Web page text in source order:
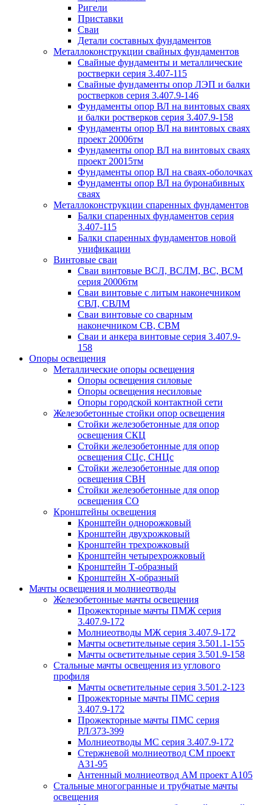
Ригели
Приставки
Сваи
Детали составных фундаментов
Металлоконструкции свайных фундаментов
Свайные фундаменты и металлические
ростверки серия 3.407-115
Свайные фундаменты опор ЛЭП и балки
ростверков серия 3.407.9-146
Фундаменты опор ВЛ на винтовых сваях
и балки ростверков серия 3.407.9-158
Фундаменты опор ВЛ на винтовых сваях
проект 20006тм
Фундаменты опор ВЛ на винтовых сваях
проект 20015тм
Фундаменты опор ВЛ на сваях-оболочках
Фундаменты опор ВЛ на буронабивных
сваях
Металлоконструкции спаренных фундаментов
Балки спаренных фундаментов серия
3.407-115
Балки спаренных фундаментов новой
унификации
Винтовые сваи
Сваи винтовые ВСЛ, ВСЛМ, ВС, ВСМ
серия 20006тм
Сваи винтовые с литым наконечником
СВЛ, СВЛМ
Сваи винтовые со сварным
наконечником СВ, СВМ
Сваи и анкера винтовые серия 3.407.9-
158
Опоры освещения
Металлические опоры освещения
Опоры освещения силовые
Опоры освещения несиловые
Опоры городской контактной сети
Железобетонные стойки опор освещения
Стойки железобетонные для опор
освещения СКЦ
Стойки железобетонные для опор
освещения СЦс, СНЦс
Стойки железобетонные для опор
освещения СВН
Стойки железобетонные для опор
освещения СО
Кронштейны освещения
Кронштейн однорожковый
Кронштейн двухрожковый
Кронштейн трехрожковый
Кронштейн четырехрожковый
Кронштейн Т-образный
Кронштейн Х-образный
Мачты освещения и молниеотводы
Железобетонные мачты освещения
Прожекторные мачты ПМЖ серия
3.407.9-172
Молниеотводы МЖ серия 3.407.9-172
Мачты осветительные серия 3.501.1-155
Мачты осветительные серия 3.501.9-158
Стальные мачты освещения из углового
профиля
Мачты осветительные серия 3.501.2-123
Прожекторные мачты ПМС серия
3.407.9-172
Прожекторные мачты ПМС серия
РЛ/373-399
Молниеотводы МС серия 3.407.9-172
Стержневой молниеотвод СМ проект
А31-95
Антенный молниеотвод АМ проект А105
Стальные многогранные и трубчатые мачты
освещения